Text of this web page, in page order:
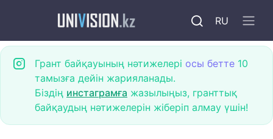
RU
Грант байқауының нәтижелері осы бетте 10
тамызға дейін жарияланады.
Біздің инстаграмға жазылыңыз, гранттық
байқаудың нәтижелерін жіберіп алмау үшін!